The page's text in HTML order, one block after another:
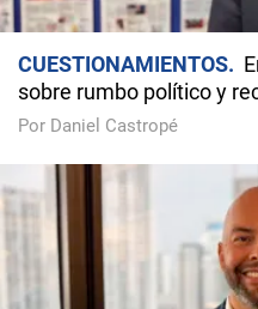
CUESTIONAMIENTOS
sobre rumbo político y
Por Daniel Castropé